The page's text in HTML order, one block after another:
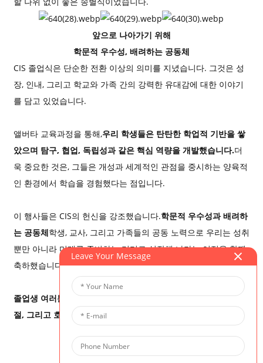
앞으로 나아가기 위해
학문적 우수성, 배려하는 공동체
CIS 졸업식은 단순한 전환 이상의 의미를 지녔습니다. 그것은 성
장, 인내, 그리고 학교와 가족 간의 강력한 유대감에 대한 이야기
를 담고 있었습니다.
앨버타 교육과정을 통해,우리 학생들은 탄탄한 학업적 기반을 쌓
았으며 탐구, 협업, 독립성과 같은 핵심 역량을 개발했습니다.더
욱 중요한 것은, 그들은 개성과 세계적인 관점을 중시하는 양육적
인 환경에서 학습을 경험했다는 점입니다.
이 행사들은 CIS의 헌신을 강조했습니다.학문적 우수성과 배려하
는 공동체학생, 교사, 그리고 가족들의 공동 노력으로 우리는 성취
뿐만 아니라 미래를 준비하는 리더로 성장해 나가는 여정을 함께
축하했습니다.
졸업생 여러분, 오늘 이룬 자부심을 마음속에 간직하고 용기, 친
절, 그리고 호기심으로 여러분의 여정을 계속 이어가십시오.
Leave Your Message